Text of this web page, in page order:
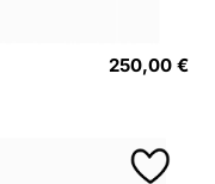
250,00 €